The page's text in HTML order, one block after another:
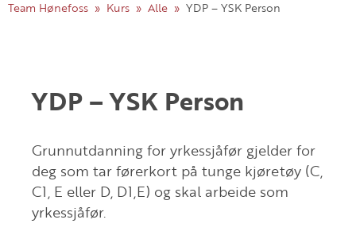
Team Hønefoss Kurs Alle YDP – YSK Person
YDP – YSK Person
Grunnutdanning for yrkessjåfør gjelder for
deg som tar førerkort på tunge kjøretøy (C,
C1, E eller D, D1,E) og skal arbeide som
yrkessjåfør.